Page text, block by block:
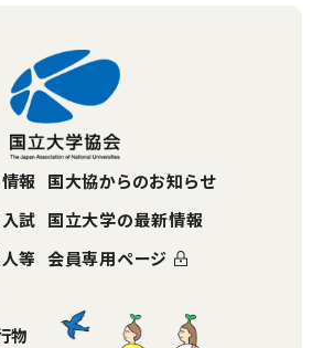
報
試
等
物
国大協からのお知らせ
国立大学の最新情報
会員専用ページ